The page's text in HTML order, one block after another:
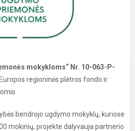
mokykloms“ Nr. 10-063-P-
regioninės plėtros fondo ir
bendrojo ugdymo mokyklų, kuriose
mokinių, projekte dalyvauja partnerio